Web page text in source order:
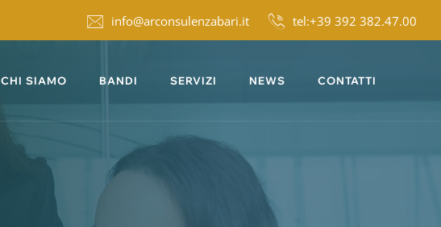
info@arconsulenzabari.it tel:+39 392 382.47.00
CHI SIAMO BANDI SERVIZI NEWS CONTATTI